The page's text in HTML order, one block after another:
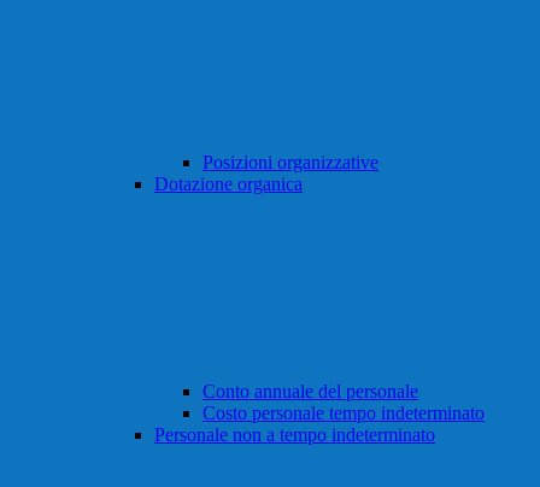
Posizioni organizzative
Dotazione organica
Conto annuale del personale
Costo personale tempo indeterminato
Personale non a tempo indeterminato